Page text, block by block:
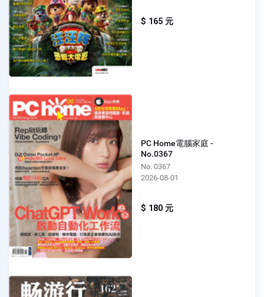
$ 165 元
PC Home電腦家庭 -
No.0367
No. 0367
2026-08-01
$ 180 元